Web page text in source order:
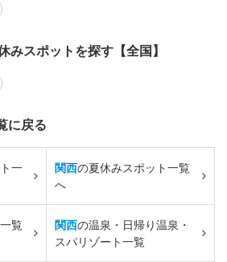
みスポットを探す【全国】
に戻る
一
関西の夏休みスポット一覧
へ
覧
関西の温泉・日帰り温泉・
スパリゾート一覧